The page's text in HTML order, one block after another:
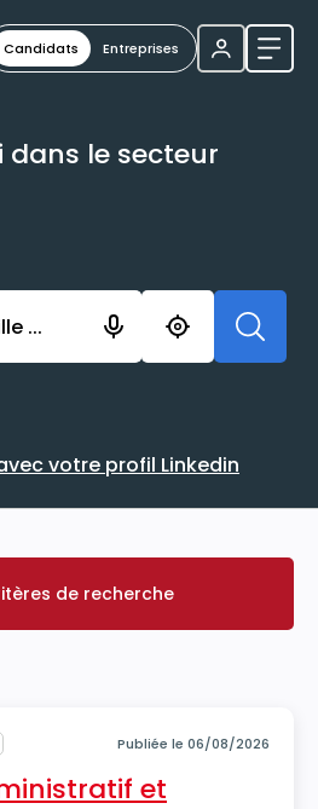
Candidats Entreprises
dans le secteur
lancer l’enregistrement.
Rechercher avec votre
votre profil Linkedin
Vos critères de recherche
de recherche
Publiée le 06/08/2026
et